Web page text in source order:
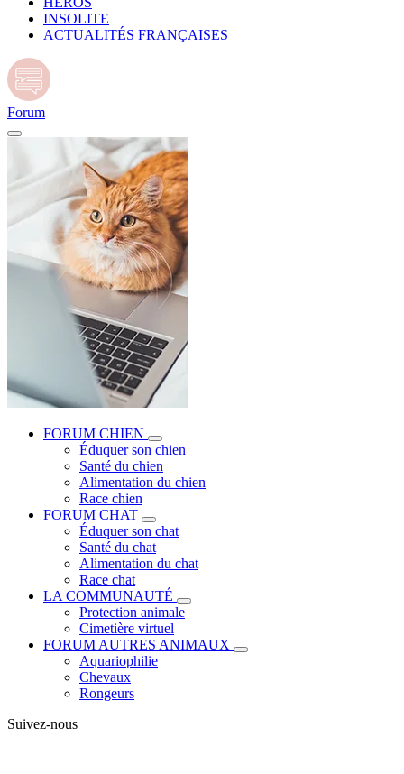
INSOLITE
ACTUALITÉS FRANÇAISES
Forum
FORUM CHIEN
Éduquer son chien
Santé du chien
Alimentation du chien
Race chien
FORUM CHAT
Éduquer son chat
Santé du chat
Alimentation du chat
Race chat
LA COMMUNAUTÉ
Protection animale
Cimetière virtuel
FORUM AUTRES ANIMAUX
Aquariophilie
Chevaux
Rongeurs
Suivez-nous